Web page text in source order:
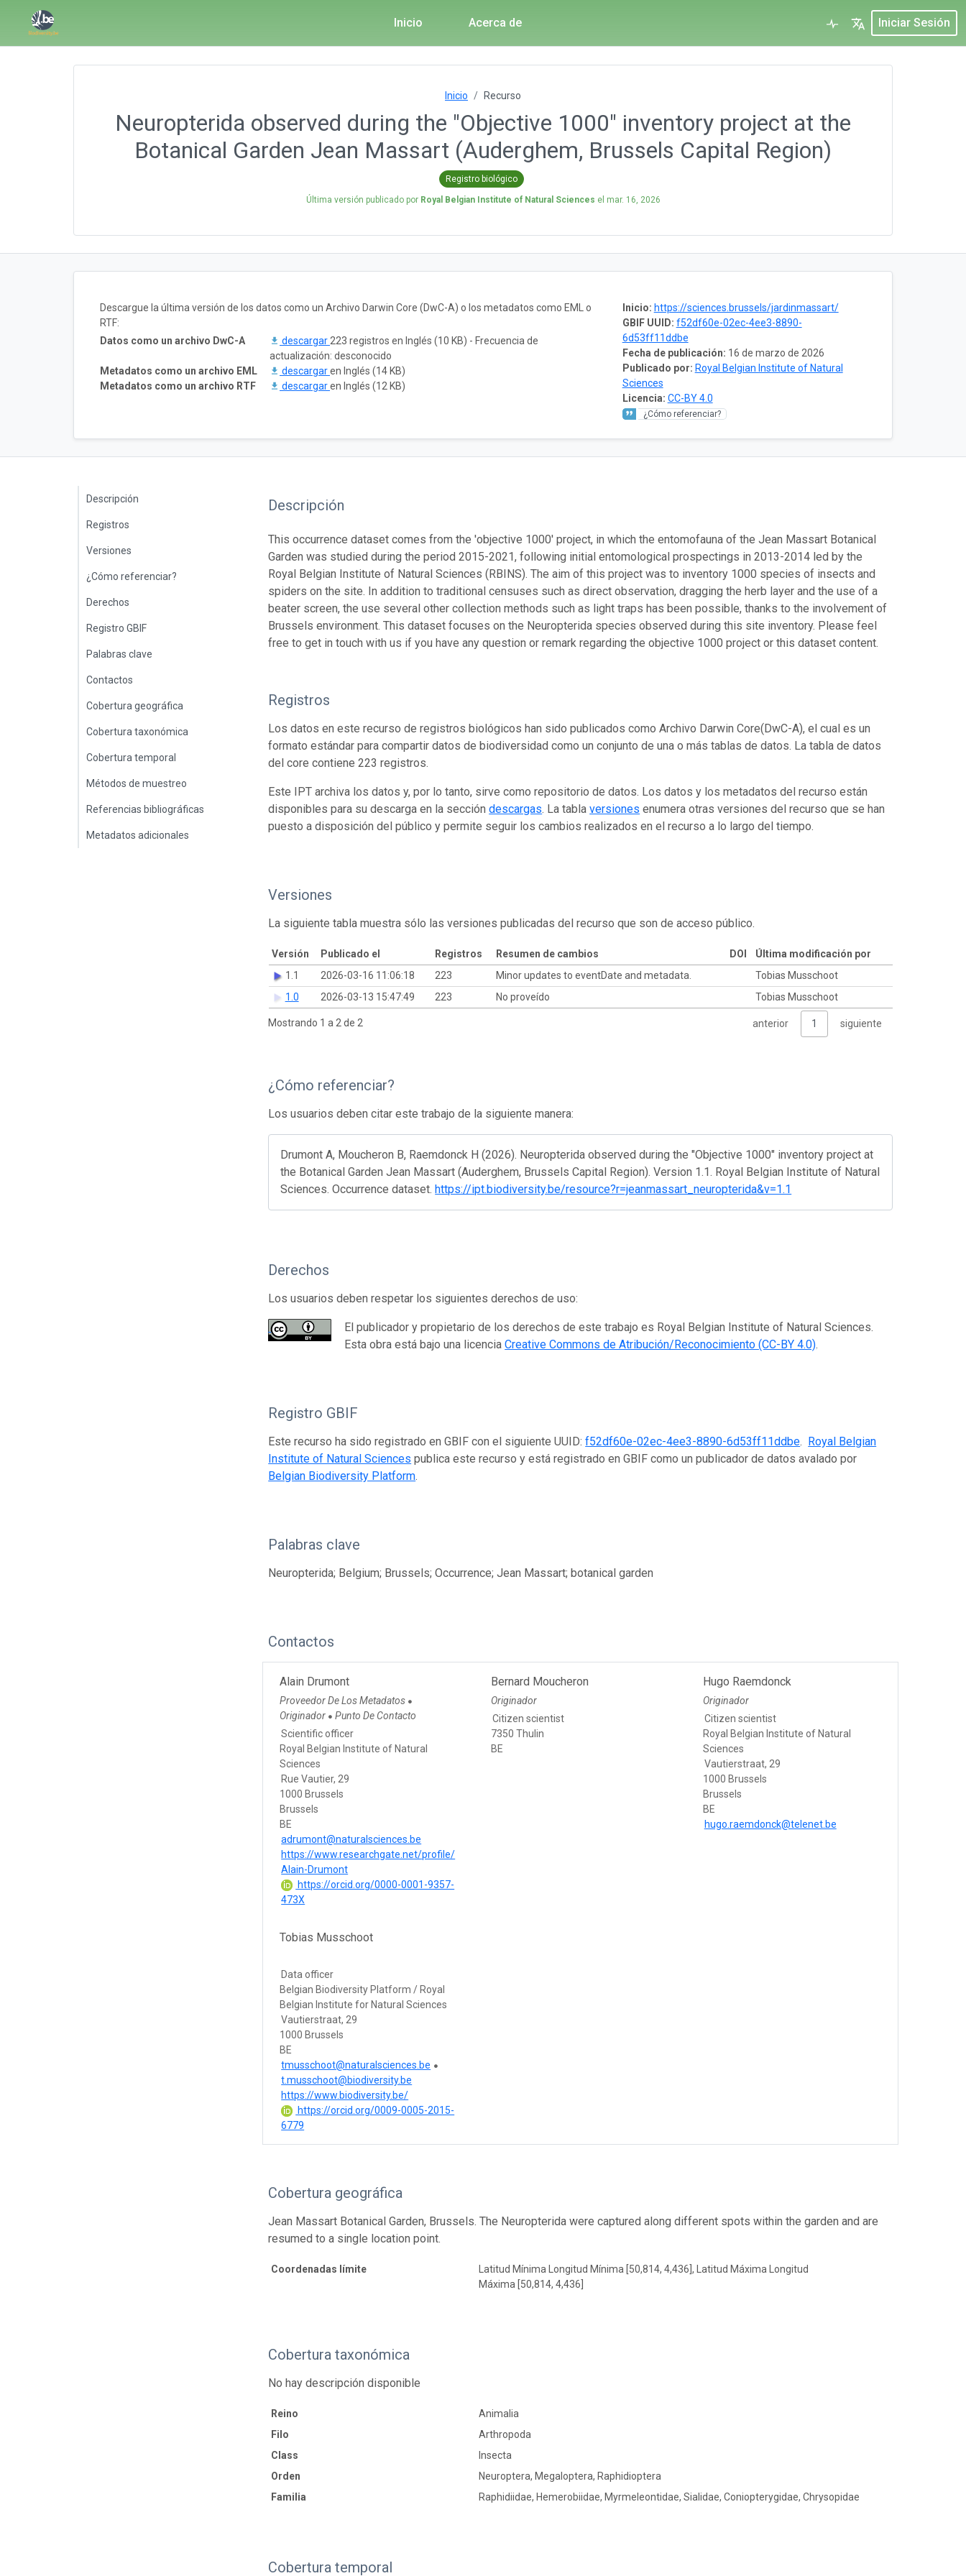
Inicio Acerca de Iniciar Sesión
Inicio Recurso
Neuropterida observed during the "Objective 1000" inventory project at the
Botanical Garden Jean Massart (Auderghem, Brussels Capital Region)
Registro biológico
Última versión publicado por Royal Belgian Institute of Natural Sciences el mar. 16, 2026
Inicio: https://sciences.brussels/jardinmassart/
GBIF UUID: f52df60e-02ec-4ee3-8890-
6d53ff11ddbe
Fecha de publicación: 16 de marzo de 2026
Publicado por: Royal Belgian Institute of Natural
Sciences
Licencia: CC-BY 4.0
¿Cómo referenciar?
Descargue la última versión de los datos como un Archivo Darwin Core (DwC-A) o los metadatos como EML o
RTF:
Datos como un archivo DwC-A
descargar 223 registros en Inglés (10 KB) - Frecuencia de
actualización: desconocido
Metadatos como un archivo EML
descargaren Inglés (14 KB)
Metadatos como un archivo RTF
descargaren Inglés (12 KB)
Descripción
Registros
Versiones
¿Cómo referenciar?
Derechos
Registro GBIF
Palabras clave
Contactos
Cobertura geográfica
Cobertura taxonómica
Cobertura temporal
Métodos de muestreo
Referencias bibliográficas
Metadatos adicionales
Descripción
This occurrence dataset comes from the 'objective 1000' project, in which the entomofauna of the Jean Massart Botanical
Garden was studied during the period 2015-2021, following initial entomological prospectings in 2013-2014 led by the
Royal Belgian Institute of Natural Sciences (RBINS). The aim of this project was to inventory 1000 species of insects and
spiders on the site. In addition to traditional censuses such as direct observation, dragging the herb layer and the use of a
beater screen, the use several other collection methods such as light traps has been possible, thanks to the involvement of
Brussels environment. This dataset focuses on the Neuropterida species observed during this site inventory. Please feel
free to get in touch with us if you have any question or remark regarding the objective 1000 project or this dataset content.
Registros
Los datos en este recurso de registros biológicos han sido publicados como Archivo Darwin Core(DwC-A), el cual es un
formato estándar para compartir datos de biodiversidad como un conjunto de una o más tablas de datos. La tabla de datos
del core contiene 223 registros.
Este IPT archiva los datos y, por lo tanto, sirve como repositorio de datos. Los datos y los metadatos del recurso están
disponibles para su descarga en la seccióndescargas. La tablaversiones enumera otras versiones del recurso que se han
puesto a disposición del público y permite seguir los cambios realizados en el recurso a lo largo del tiempo.
Versiones
La siguiente tabla muestra sólo las versiones publicadas del recurso que son de acceso público.
Versión Publicado el Registros Resumen de cambios DOI
Última modificación por
1.1
2026-03-16 11:06:18 223 Minor updates to eventDate and metadata.
Tobias Musschoot
1.0
2026-03-13 15:47:49 223 No proveído Tobias Musschoot
Mostrando 1 a 2 de 2 anterior 1 siguiente
¿Cómo referenciar?
Los usuarios deben citar este trabajo de la siguiente manera:
Drumont A, Moucheron B, Raemdonck H (2026). Neuropterida observed during the "Objective 1000" inventory project at
the Botanical Garden Jean Massart (Auderghem, Brussels Capital Region). Version 1.1. Royal Belgian Institute of Natural
Sciences. Occurrence dataset. https://ipt.biodiversity.be/resource?r=jeanmassart_neuropterida&v=1.1
Derechos
Los usuarios deben respetar los siguientes derechos de uso:
El publicador y propietario de los derechos de este trabajo es Royal Belgian Institute of Natural Sciences.
Esta obra está bajo una licenciaCreative Commons de Atribución/Reconocimiento (CC-BY 4.0).
Registro GBIF
Este recurso ha sido registrado en GBIF con el siguiente UUID:f52df60e-02ec-4ee3-8890-6d53ff11ddbe.
Royal Belgian
Institute of Natural Sciences publica este recurso y está registrado en GBIF como un publicador de datos avalado por
Belgian Biodiversity Platform.
Palabras clave
Neuropterida; Belgium; Brussels; Occurrence; Jean Massart; botanical garden
Contactos
Alain Drumont
Proveedor De Los Metadatos ●
Originador ● Punto De Contacto
Scientific officer
Royal Belgian Institute of Natural
Sciences
Rue Vautier, 29
1000 Brussels
Brussels
BE
adrumont@naturalsciences.be
https://www.researchgate.net/profile/
Alain-Drumont
https://orcid.org/0000-0001-9357-
473X
Bernard Moucheron
Originador
Citizen scientist
7350 Thulin
BE
Hugo Raemdonck
Originador
Citizen scientist
Royal Belgian Institute of Natural
Sciences
Vautierstraat, 29
1000 Brussels
Brussels
BE
hugo.raemdonck@telenet.be
Tobias Musschoot
Data officer
Belgian Biodiversity Platform / Royal
Belgian Institute for Natural Sciences
Vautierstraat, 29
1000 Brussels
BE
tmusschoot@naturalsciences.be
t.musschoot@biodiversity.be
https://www.biodiversity.be/
https://orcid.org/0009-0005-2015-
6779
Cobertura geográfica
Jean Massart Botanical Garden, Brussels. The Neuropterida were captured along different spots within the garden and are
resumed to a single location point.
Coordenadas límite
Latitud Mínima Longitud Mínima [50,814, 4,436], Latitud Máxima Longitud
Máxima [50,814, 4,436]
Cobertura taxonómica
No hay descripción disponible
Reino
Animalia
Filo
Arthropoda
Class
Insecta
Orden
Neuroptera, Megaloptera, Raphidioptera
Familia
Raphidiidae, Hemerobiidae, Myrmeleontidae, Sialidae, Coniopterygidae, Chrysopidae
Cobertura temporal